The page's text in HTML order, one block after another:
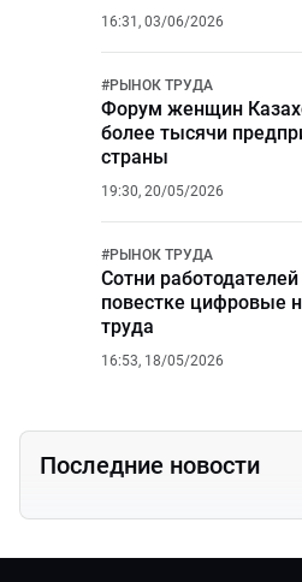
16:31, 03/06/2026
#РЫНОК ТРУДА
Форум женщин
более тысячи
страны
19:30, 20/05/2026
#РЫНОК ТРУДА
Сотни
повестке цифровые
труда
16:53, 18/05/2026
Последние новости